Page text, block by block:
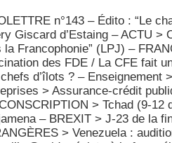
n°143 – Édito : “Le
Giscard d’Estaing – ACTU >
la Francophonie” (LPJ) –
des FDE / La CFE fait
d’îlots ? – Enseignement
> Assurance-crédit
> Tchad (9-12
– BREXIT > J-23 de la
> Venezuela :